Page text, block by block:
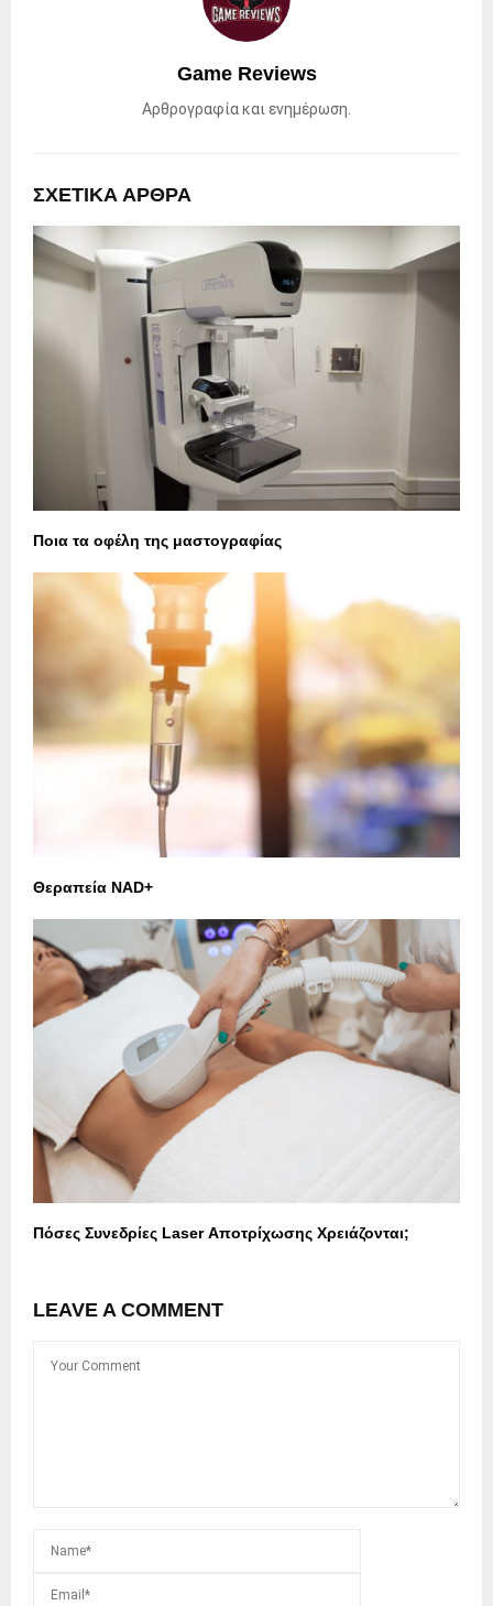
Game Reviews
Αρθρογραφία και ενημέρωση.
ΣΧΕΤΙΚΑ ΑΡΘΡΑ
Ποια τα οφέλη της μαστογραφίας
Θεραπεία NAD+
Πόσες Συνεδρίες Laser Αποτρίχωσης Χρειάζονται;
LEAVE A COMMENT